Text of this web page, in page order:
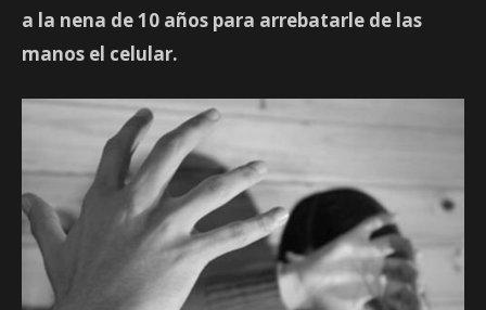
a la nena de 10 años para arrebatarle de las
manos el celular.